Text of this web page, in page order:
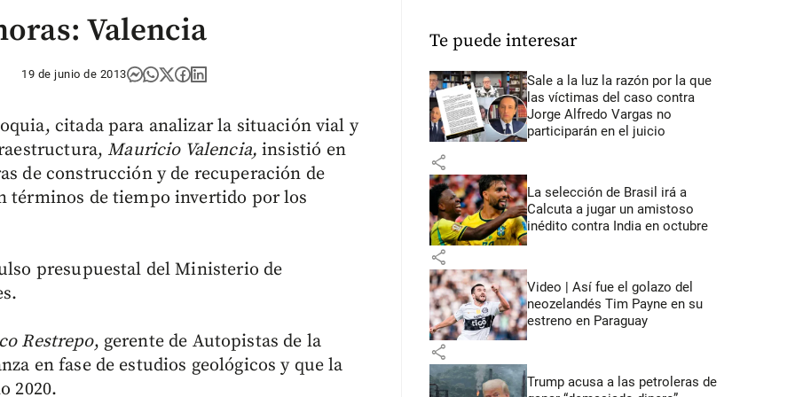
Valencia
19 de junio de 2013
citada para analizar la situación vial y
Mauricio Valencia, insistió en
de construcción y de recuperación de
términos de tiempo invertido por los
presupuestal del Ministerio de
Restrepo, gerente de Autopistas de la
en fase de estudios geológicos y que la
2020.
Te puede interesar
Sale a la luz la razón por la que
las víctimas del caso contra
Jorge Alfredo Vargas no
participarán en el juicio
share
La selección de Brasil irá a
Calcuta a jugar un amistoso
inédito contra India en octubre
share
Video | Así fue el golazo del
neozelandés Tim Payne en su
estreno en Paraguay
share
Trump acusa a las petroleras de